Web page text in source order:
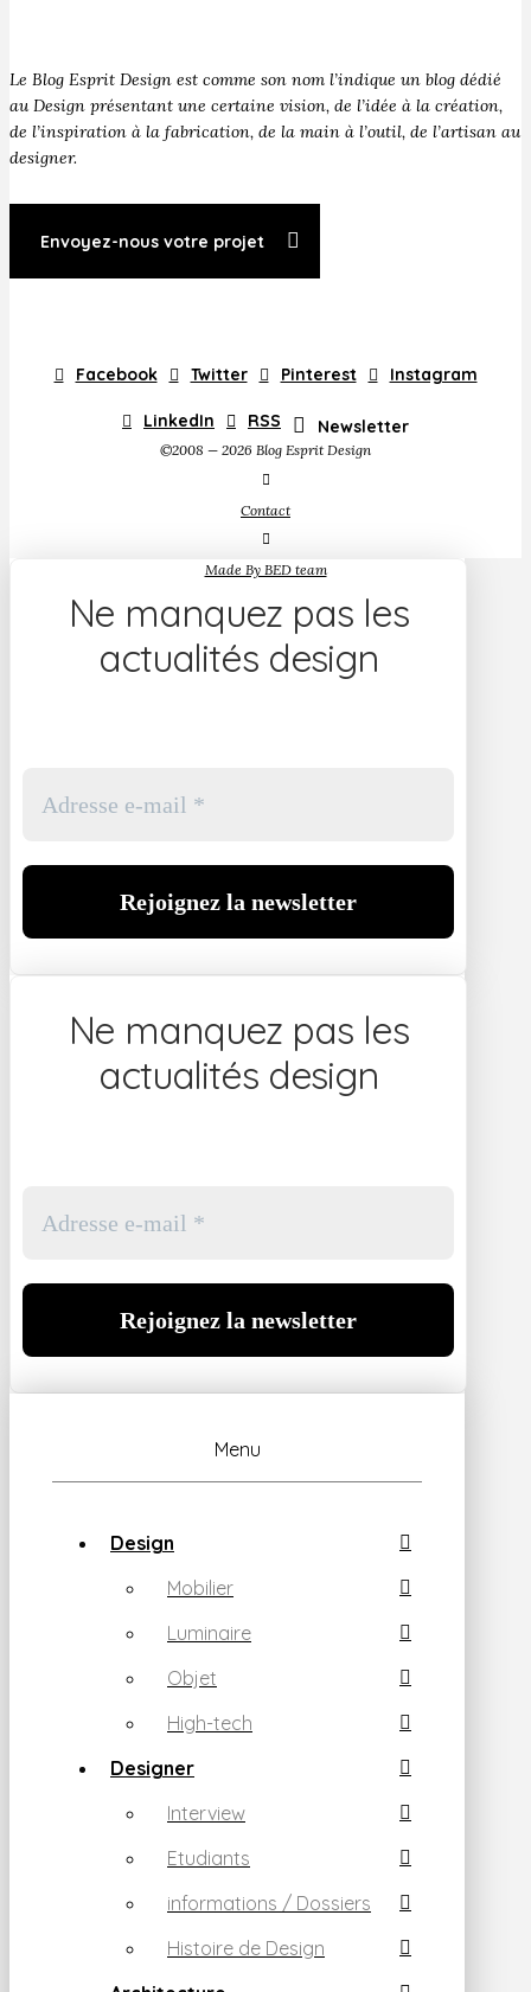
Le Blog Esprit Design est comme son nom l’indique un blog dédié
au Design présentant une certaine vision, de l’idée à la création,
de l’inspiration à la fabrication, de la main à l’outil, de l’artisan au
designer.
Envoyez-nous votre projet
Facebook Twitter Pinterest Instagram
LinkedIn RSS Newsletter
©2008 — 2026 Blog Esprit Design
Contact
Made By BED team
Ne manquez pas les
actualités design
Ne manquez pas les
actualités design
Menu
Design
Mobilier
Luminaire
Objet
High-tech
Designer
Interview
Etudiants
informations / Dossiers
Histoire de Design